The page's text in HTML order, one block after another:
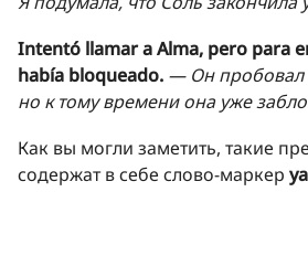
Intentó llamar a Alma, pero para
había bloqueado. — Он пробовал
но к тому времени она уже
Как вы могли заметить, такие
содержат в себе слово-маркер ya